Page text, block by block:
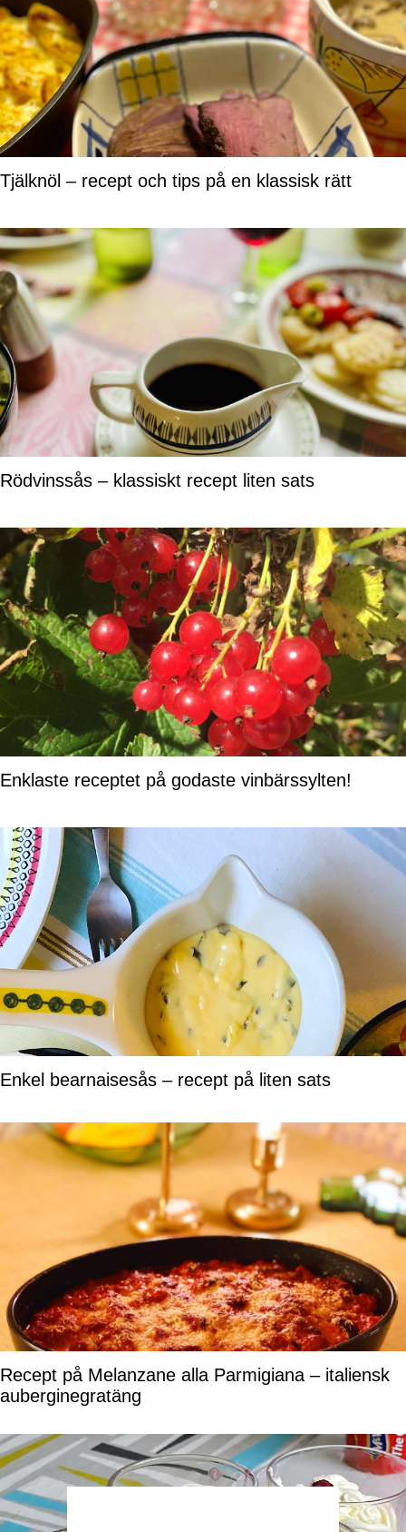
Tjälknöl – recept och tips på en klassisk rätt
Rödvinssås – klassiskt recept liten sats
Enklaste receptet på godaste vinbärssylten!
Enkel bearnaisesås – recept på liten sats
Recept på Melanzane alla Parmigiana – italiensk
auberginegratäng